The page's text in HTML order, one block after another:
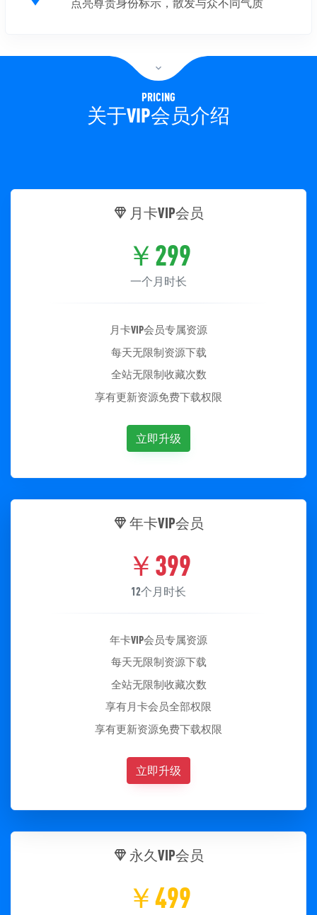
点亮尊贵身份标示，散发与众不同气质
PRICING
关于VIP会员介绍
月卡VIP会员
￥ 299
一个月时长
月卡VIP会员专属资源
每天无限制资源下载
全站无限制收藏次数
享有更新资源免费下载权限
立即升级
年卡VIP会员
￥ 399
12个月时长
年卡VIP会员专属资源
每天无限制资源下载
全站无限制收藏次数
享有月卡会员全部权限
享有更新资源免费下载权限
立即升级
永久VIP会员
￥499